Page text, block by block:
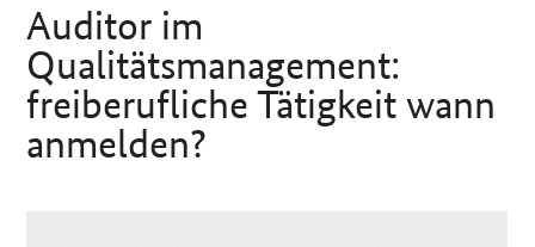
Auditor im
Qualitätsmanagement:
freiberufliche Tätigkeit wann
anmelden?